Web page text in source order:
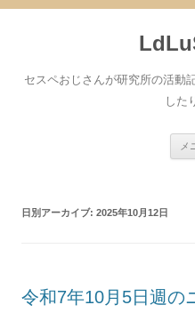
へ
ス
セスペおじさんが研究所の活動
した
メ
日別アーカイブ: 2025年10月12日
令和7年10月5日週の